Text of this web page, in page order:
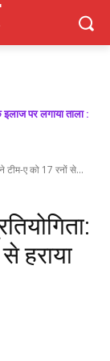
पर लगाया ताला :
में बूथ प्रबंधन निभाएगा
टीम-ए को 17 रनों से...
हराया